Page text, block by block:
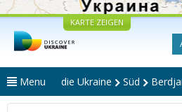
KARTE ZEIGEN
Menu die Ukraine Süd